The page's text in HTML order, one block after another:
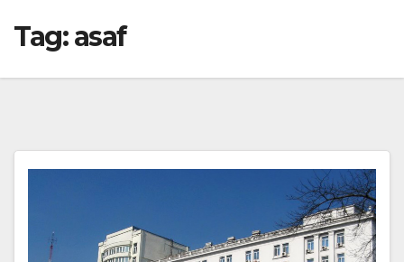
Tag:asaf